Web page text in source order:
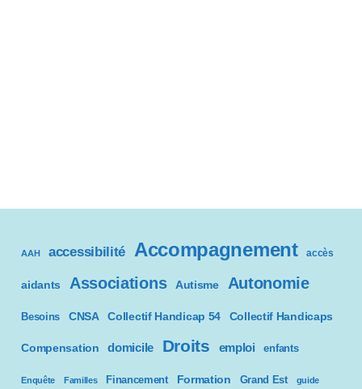
AAH accessibilité Accompagnement accès
aidants Associations Autisme Autonomie
Besoins CNSA Collectif Handicap 54 Collectif Handicaps
Compensation domicile Droits emploi enfants
Enquête Familles Financement Formation Grand Est guide